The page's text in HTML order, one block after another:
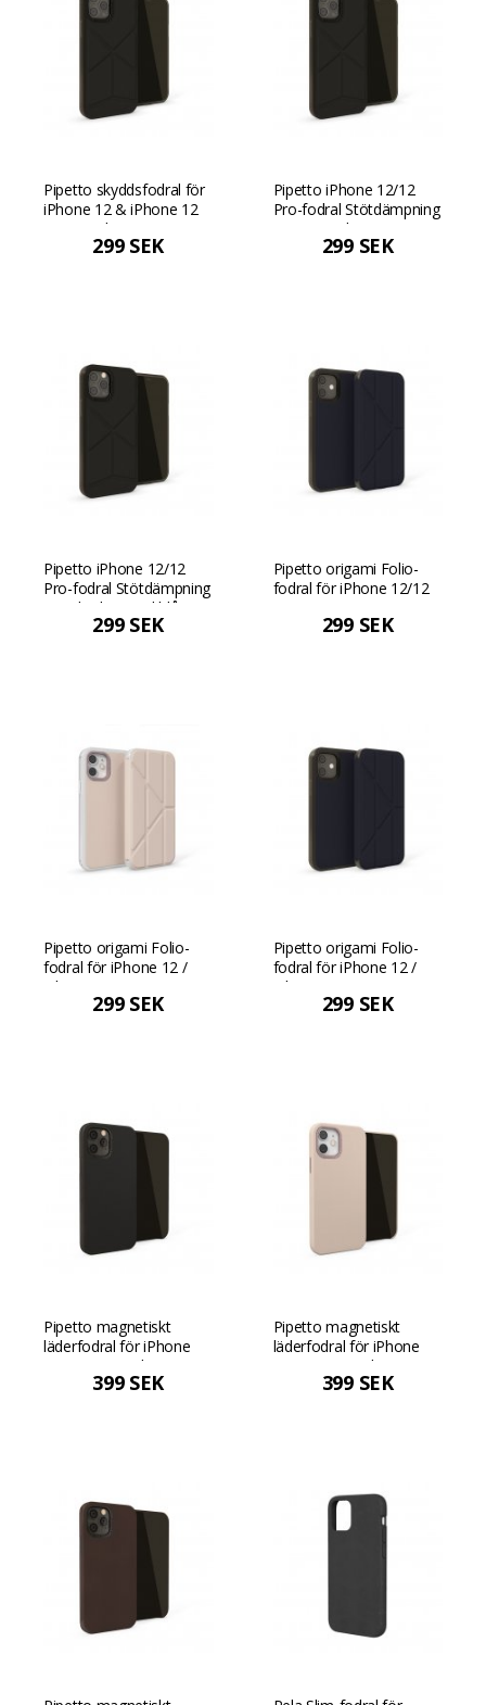
Pipetto skyddsfodral för
iPhone 12 & iPhone 12
Pro Stötdämpning -
299 SEK
Pipetto iPhone 12/12
Pro-fodral Stötdämpning
- Dusty Pink Dammig
299 SEK
Pipetto iPhone 12/12
Pro-fodral Stötdämpning
- Dark Blue Mörkblå
299 SEK
Pipetto origami Folio-
fodral för iPhone 12/12
299 SEK
Pipetto origami Folio-
fodral för iPhone 12 /
iPhone 12 Pro (15,5 cm
skärm) - Dusty Pink
299 SEK
Pipetto origami Folio-
fodral för iPhone 12 /
iPhone 12 Pro (15,5 cm
skärm) - Mörkblå
299 SEK
Pipetto magnetiskt
läderfodral för iPhone
12/12 Pro med
magnetiskt fäste och
399 SEK
Pipetto magnetiskt
läderfodral för iPhone
12/12 Pro med
magnetiskt fäste och
399 SEK